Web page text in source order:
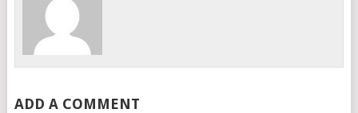
ADD A COMMENT